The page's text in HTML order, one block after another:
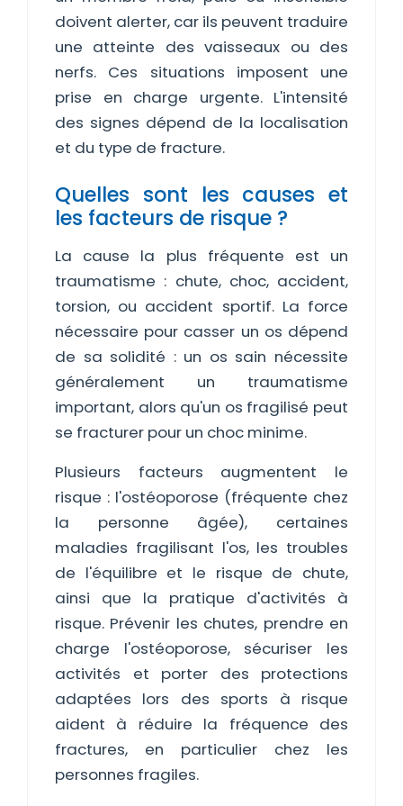
doivent alerter, car ils peuvent traduire
une atteinte des vaisseaux ou des
nerfs. Ces situations imposent une
prise en charge urgente. L'intensité
des signes dépend de la localisation
et du type de fracture.
Quelles sont les causes et
les facteurs de risque ?
La cause la plus fréquente est un
traumatisme : chute, choc, accident,
torsion, ou accident sportif. La force
nécessaire pour casser un os dépend
de sa solidité : un os sain nécessite
généralement un traumatisme
important, alors qu'un os fragilisé peut
se fracturer pour un choc minime.
Plusieurs facteurs augmentent le
risque : l'ostéoporose (fréquente chez
la personne âgée), certaines
maladies fragilisant l'os, les troubles
de l'équilibre et le risque de chute,
ainsi que la pratique d'activités à
risque. Prévenir les chutes, prendre en
charge l'ostéoporose, sécuriser les
activités et porter des protections
adaptées lors des sports à risque
aident à réduire la fréquence des
fractures, en particulier chez les
personnes fragiles.